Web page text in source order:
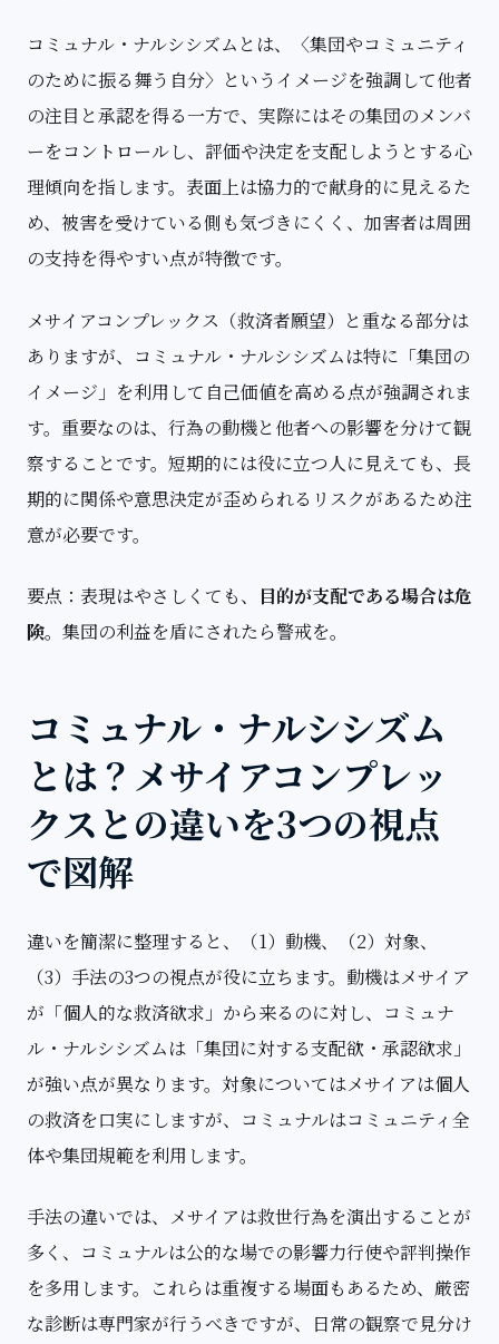
コミュナル・ナルシシズムとは、〈集団やコミュニティ
のために振る舞う自分〉というイメージを強調して他者
の注目と承認を得る一方で、実際にはその集団のメンバ
ーをコントロールし、評価や決定を支配しようとする心
理傾向を指します。表面上は協力的で献身的に見えるた
め、被害を受けている側も気づきにくく、加害者は周囲
の支持を得やすい点が特徴です。
メサイアコンプレックス （救済者願望）と重なる部分は
ありますが、コミュナル・ナルシシズムは特に「集団の
イメージ」を利用して自己価値を高める点が強調されま
す。重要なのは、行為の動機と他者への影響を分けて観
察することです。短期的には役に立つ人に見えても、長
期的に関係や意思決定が歪められるリスクがあるため注
意が必要です。
要点：表現はやさしくても、
目的が支配である場合は危
険。集団の利益を盾にされたら警戒を。
コミュナル・ナルシシズム
とは？メサイアコンプレッ
クスとの違いを3つの視点
で図解
違いを簡潔に整理すると、（1）動機、（2）対象、
（3）手法の3つの視点が役に立ちます。動機はメサイア
が「個人的な救済欲求」から来るのに対し、コミュナ
ル・ナルシシズムは「集団に対する支配欲・承認欲求」
が強い点が異なります。対象についてはメサイアは個人
の救済を口実にしますが、コミュナルはコミュニティ全
体や集団規範を利用します。
手法の違いでは、メサイアは救世行為を演出することが
多く、コミュナルは公的な場での影響力行使や評判操作
を多用します。これらは重複する場面もあるため、厳密
な診断は専門家が行うべきですが、日常の観察で見分け